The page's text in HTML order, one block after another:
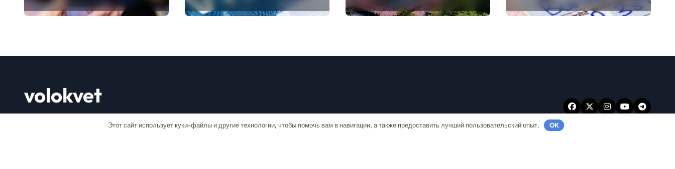
руководство
руководство
Черноморского
volokvet
Этот сайт использует куки-файлы и другие технологии, чтобы помочь вам в навигации, а также предоставить лучший пользовательский опыт. OK